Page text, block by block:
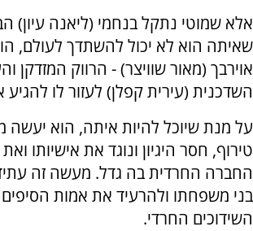
אלא שמוטי נתקל בנחמי (ליאנה עיון)
שאיתה הוא לא יכול להשתדך לעולם,
אוירבך (מאור שוויצר) - הרווק המזדקן
השדכנית (עירית קפלן) לעזור לו להגיע
על מנת שיוכל להיות איתה, הוא
טירוף, חסר היגיון ונוגד את אישיותו
החברה החרדית בה גדל. מעשה זה
בני משפחתו ולהרעיד את אמות
השידוכים החרדי.